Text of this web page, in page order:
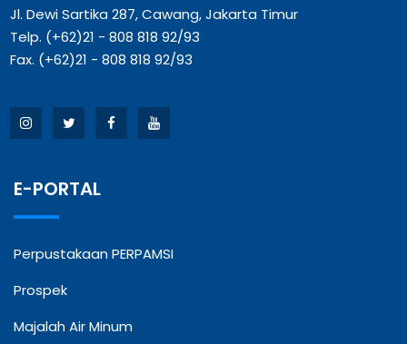
Jl. Dewi Sartika 287, Cawang, Jakarta Timur
Telp. (+62)21 - 808 818 92/93
Fax. (+62)21 - 808 818 92/93
E-PORTAL
Perpustakaan PERPAMSI
Prospek
Majalah Air Minum